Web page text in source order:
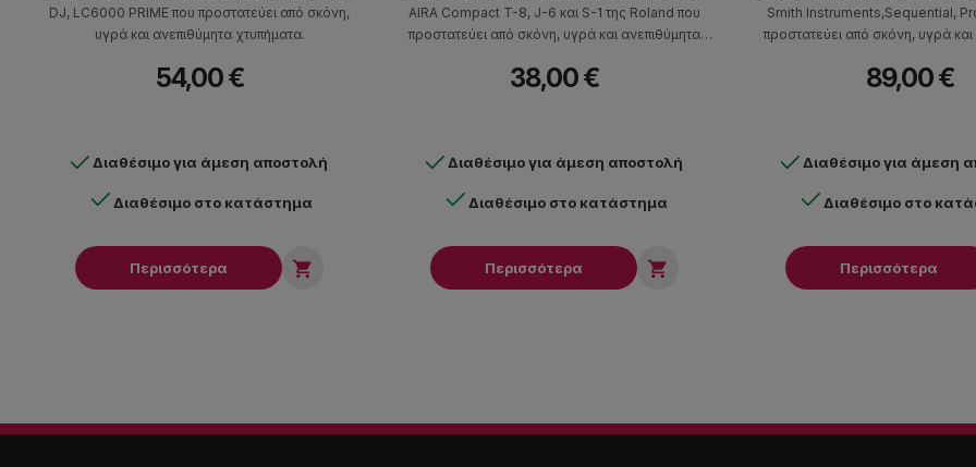
DJ, LC6000 PRIME που προστατεύει από σκόνη,
υγρά και ανεπιθύμητα χτυπήματα.
54,00 €
Διαθέσιμο για άμεση αποστολή
Διαθέσιμο στο κατάστημα
Περισσότερα 
AIRA Compact T-8, J-6 και S-1 της Roland που
προστατεύει από σκόνη, υγρά και ανεπιθύμητα
38,00 €
Διαθέσιμο για άμεση αποστολή
Διαθέσιμο στο κατάστημα
Περισσότερα 
Smith Instruments,Sequential,
προστατεύει από σκόνη, υγρά και
89,00 €
Διαθέσιμο για άμεση
Διαθέσιμο στο
Περισσότερα